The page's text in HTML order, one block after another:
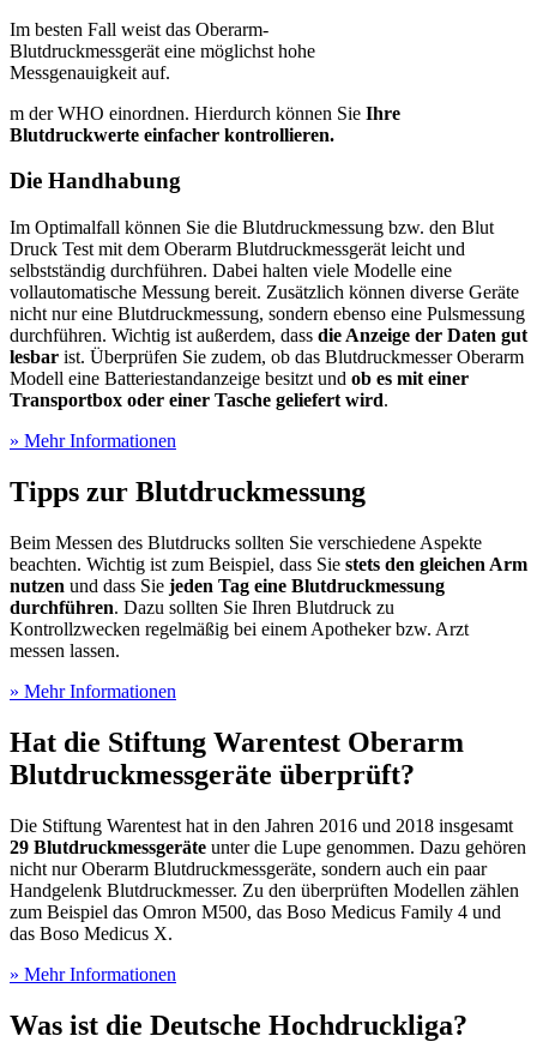
Im besten Fall weist das Oberarm-
Blutdruckmessgerät eine möglichst hohe
Messgenauigkeit auf.
m der WHO einordnen. Hierdurch können Sie Ihre
Blutdruckwerte einfacher kontrollieren.
Die Handhabung
Im Optimalfall können Sie die Blutdruckmessung bzw. den Blut
Druck Test mit dem Oberarm Blutdruckmessgerät leicht und
selbstständig durchführen. Dabei halten viele Modelle eine
vollautomatische Messung bereit. Zusätzlich können diverse Geräte
nicht nur eine Blutdruckmessung, sondern ebenso eine Pulsmessung
durchführen. Wichtig ist außerdem, dass die Anzeige der Daten gut
lesbar ist. Überprüfen Sie zudem, ob das Blutdruckmesser Oberarm
Modell eine Batteriestandanzeige besitzt und ob es mit einer
Transportbox oder einer Tasche geliefert wird.
» Mehr Informationen
Tipps zur Blutdruckmessung
Beim Messen des Blutdrucks sollten Sie verschiedene Aspekte
beachten. Wichtig ist zum Beispiel, dass Sie stets den gleichen Arm
nutzen und dass Sie jeden Tag eine Blutdruckmessung
durchführen. Dazu sollten Sie Ihren Blutdruck zu
Kontrollzwecken regelmäßig bei einem Apotheker bzw. Arzt
messen lassen.
» Mehr Informationen
Hat die Stiftung Warentest Oberarm
Blutdruckmessgeräte überprüft?
Die Stiftung Warentest hat in den Jahren 2016 und 2018 insgesamt
29 Blutdruckmessgeräte unter die Lupe genommen. Dazu gehören
nicht nur Oberarm Blutdruckmessgeräte, sondern auch ein paar
Handgelenk Blutdruckmesser. Zu den überprüften Modellen zählen
zum Beispiel das Omron M500, das Boso Medicus Family 4 und
das Boso Medicus X.
» Mehr Informationen
Was ist die Deutsche Hochdruckliga?